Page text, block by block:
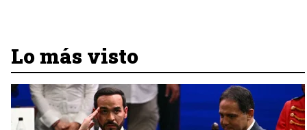
Lo más visto